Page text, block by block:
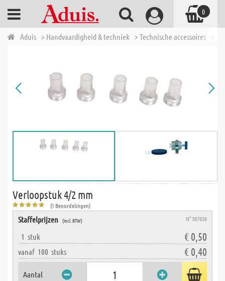
Aduis > Handvaardigheid & techniek > Technische accessoires >
Verloopstuk 4/2 mm
(1 Beoordelingen)
Staffelprijzen (incl. BTW) N° 307038
1 stuk € 0,50
vanaf 100 stuks € 0,40
Aantal
0